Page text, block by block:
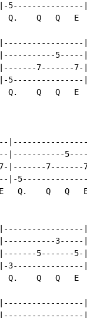
Q.    Q   Q   E
7-------
Q.    Q   Q   E
|-----------
|-------
|-
Q.    Q   Q
|-------5-------
Q.    Q   Q   E